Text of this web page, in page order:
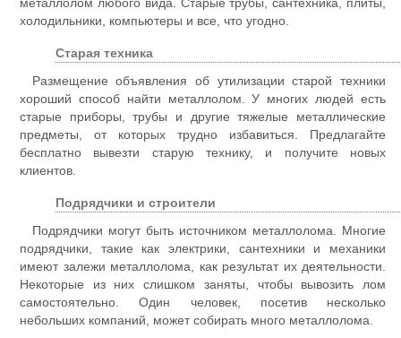
металлолом любого вида. Старые трубы, сантехника, плиты,
холодильники, компьютеры и все, что угодно.
Старая техника
Размещение объявления об утилизации старой техники
хороший способ найти металлолом. У многих людей есть
старые приборы, трубы и другие тяжелые металлические
предметы, от которых трудно избавиться. Предлагайте
бесплатно вывезти старую технику, и получите новых
клиентов.
Подрядчики и строители
Подрядчики могут быть источником металлолома. Многие
подрядчики, такие как электрики, сантехники и механики
имеют залежи металлолома, как результат их деятельности.
Некоторые из них слишком заняты, чтобы вывозить лом
самостоятельно. Один человек, посетив несколько
небольших компаний, может собирать много металлолома.